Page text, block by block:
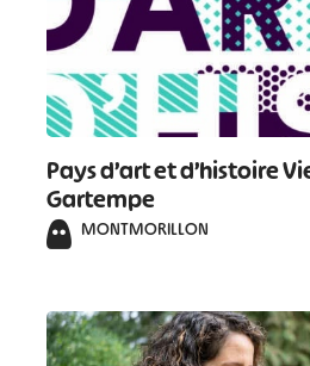
Pays d’art et d’histoire
Gartempe
MONTMORILLON